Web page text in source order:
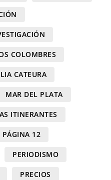
COLOMBRES
CATEURA
MAR DEL PLATA
ITINERANTES
PÁGINA 12
PERIODISMO
PRECIOS